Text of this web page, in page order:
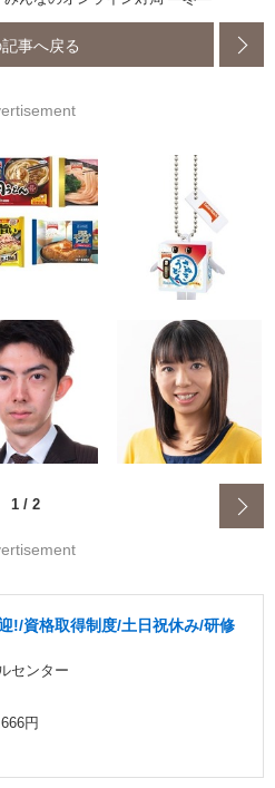
記事へ戻る
1 / 2
!/資格取得制度/土日祝休み/研修
センター
円